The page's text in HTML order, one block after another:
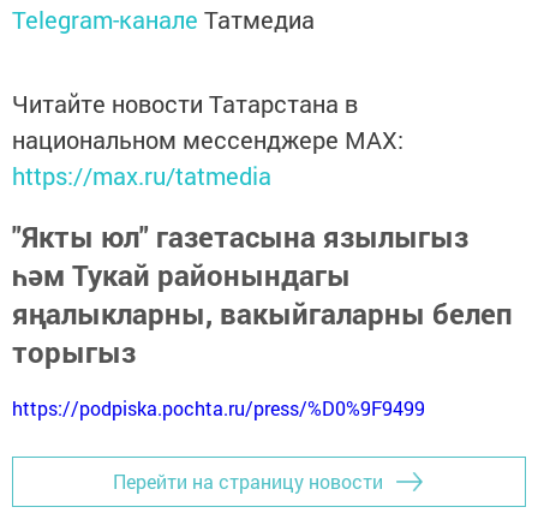
Telegram-канале Татмедиа
Читайте новости Татарстана в
национальном мессенджере MАХ:
https://max.ru/tatmedia
"Якты юл" газетасына язылыгыз
һәм Тукай районындагы
яңалыкларны, вакыйгаларны белеп
торыгыз
https://podpiska.pochta.ru/press/%D0%9F9499
Перейти на страницу новости